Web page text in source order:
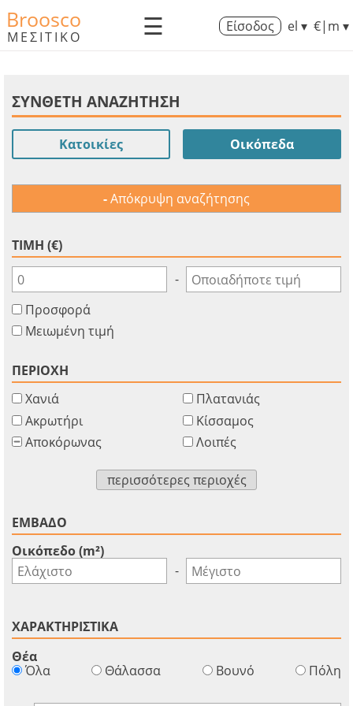
Broosco
ΜΕΣΙΤΙΚΟ ☰ Είσοδος el ▾ €|m ▾
ΣΥΝΘΕΤΗ ΑΝΑΖΗΤΗΣΗ
Κατοικίες Οικόπεδα
Απόκρυψη αναζήτησης
ΤΙΜΗ (€)
-
Προσφορά
Μειωμένη τιμή
ΠΕΡΙΟΧΗ
Χανιά
Ακρωτήρι
Αποκόρωνας
Πλατανιάς
Κίσσαμος
Λοιπές
περισσότερες περιοχές
ΕΜΒΑΔΟ
Οικόπεδο (m²)
-
ΧΑΡΑΚΤΗΡΙΣΤΙΚΑ
Θέα
Όλα
Θάλασσα Βουνό Πόλη